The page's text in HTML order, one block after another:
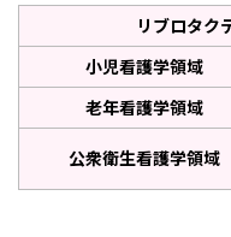
リブロタク
小児看護学領域
老年看護学領域
公衆衛生看護学領域